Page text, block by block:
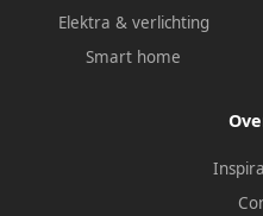
Elektra & verlichting
Smart home